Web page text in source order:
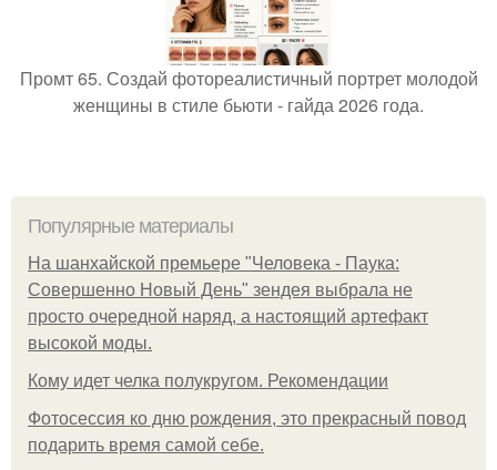
Промт 65. Создай фотореалистичный портрет молодой
женщины в стиле бьюти - гайда 2026 года.
Популярные материалы
На шанхайской премьере "Человека - Паука:
Совершенно Новый День" зендея выбрала не
просто очередной наряд, а настоящий артефакт
высокой моды.
Кому идет челка полукругом. Рекомендации
Фотосессия ко дню рождения, это прекрасный повод
подарить время самой себе.